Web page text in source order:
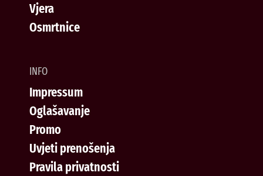
Vjera
Osmrtnice
INFO
Impressum
Oglašavanje
Promo
Uvjeti prenošenja
Pravila privatnosti